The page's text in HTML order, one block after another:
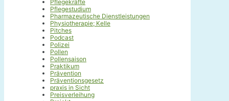
Pflegekräfte
Pflegestudium
Pharmazeutische Dienstleistungen
Physiotherapie; Kelle
Pitches
Podcast
Polizei
Pollen
Pollensaison
Praktikum
Prävention
Präventionsgesetz
praxis in Sicht
Preisverleihung